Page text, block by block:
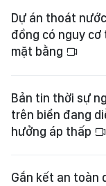
Dự án thoát
đồng có nguy cơ
mặt bằng
Bản tin thời sự
trên biển đang
hưởng áp thấp
Gắn kết an toàn